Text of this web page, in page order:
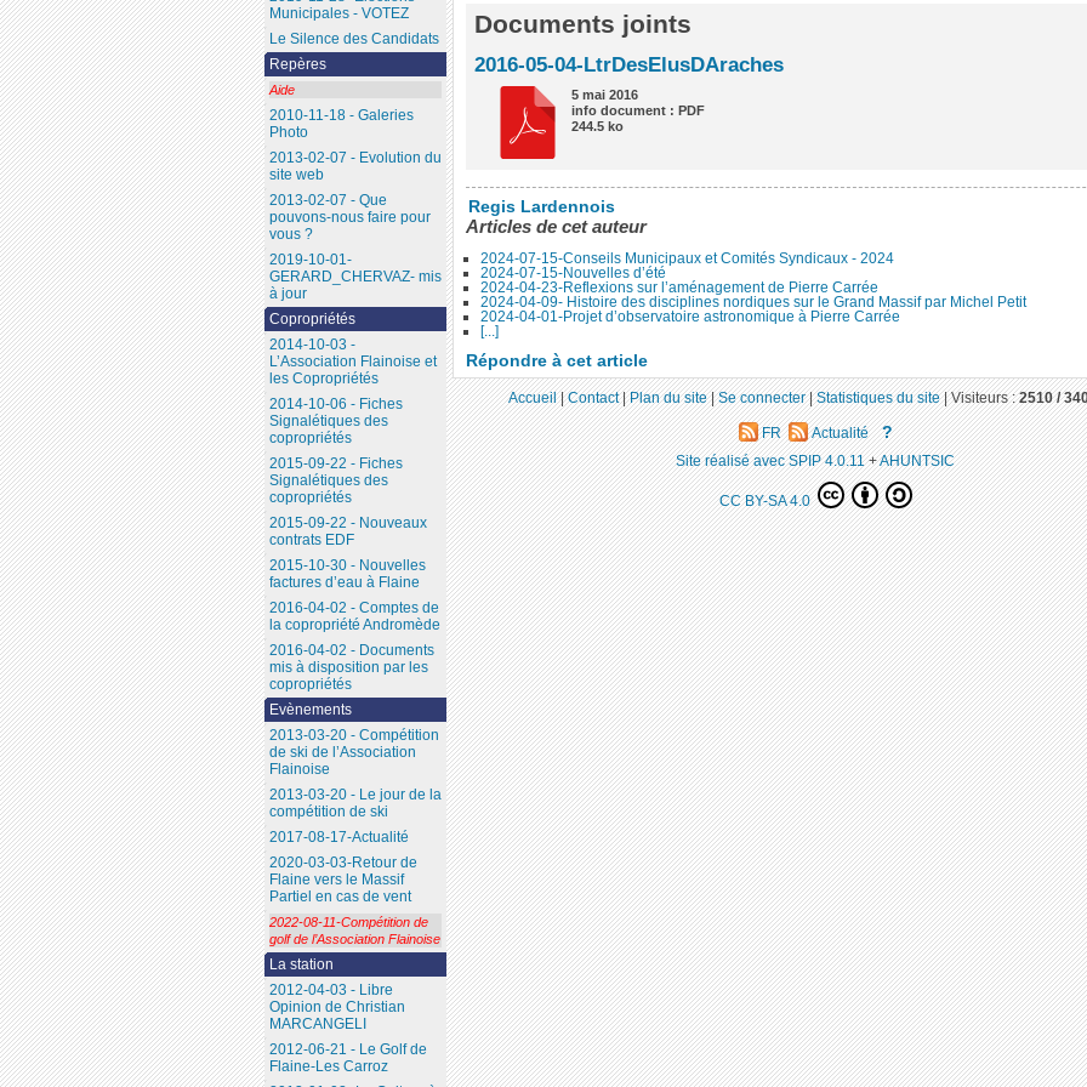
Documents joints
2016-05-04-LtrDesElusDAraches
5 mai 2016
info document : PDF
244.5 ko
Regis Lardennois
Articles de cet auteur
2024-07-15-Conseils Municipaux et Comités Syndicaux - 2024
2024-07-15-Nouvelles d’été
2024-04-23-Reflexions sur l’aménagement de Pierre Carrée
2024-04-09- Histoire des disciplines nordiques sur le Grand Massif par Michel Petit
2024-04-01-Projet d’observatoire astronomique à Pierre Carrée
[...]
Répondre à cet article
Municipales - VOTEZ
Le Silence des Candidats
Repères
Aide
2010-11-18 - Galeries
Photo
2013-02-07 - Evolution du
site web
2013-02-07 - Que
pouvons-nous faire pour
vous ?
2019-10-01-
GERARD_CHERVAZ- mis
à jour
Copropriétés
2014-10-03 -
L’Association Flainoise et
les Copropriétés
2014-10-06 - Fiches
Signalétiques des
copropriétés
2015-09-22 - Fiches
Signalétiques des
copropriétés
2015-09-22 - Nouveaux
contrats EDF
2015-10-30 - Nouvelles
factures d’eau à Flaine
2016-04-02 - Comptes de
la copropriété Andromède
2016-04-02 - Documents
mis à disposition par les
copropriétés
Evènements
2013-03-20 - Compétition
de ski de l’Association
Flainoise
2013-03-20 - Le jour de la
compétition de ski
2017-08-17-Actualité
2020-03-03-Retour de
Flaine vers le Massif
Partiel en cas de vent
2022-08-11-Compétition de
golf de l’Association Flainoise
La station
2012-04-03 - Libre
Opinion de Christian
MARCANGELI
2012-06-21 - Le Golf de
Flaine-Les Carroz
Accueil|Contact|Plan du site|Se connecter|Statistiques du site|Visiteurs :2510 /
FR Actualité ?
Site réalisé avec SPIP 4.0.11+AHUNTSIC
CC BY-SA 4.0